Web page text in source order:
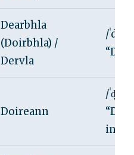
Dearbhla
(Doirbhla) /
Dervla
/
Doireann
/
in”/